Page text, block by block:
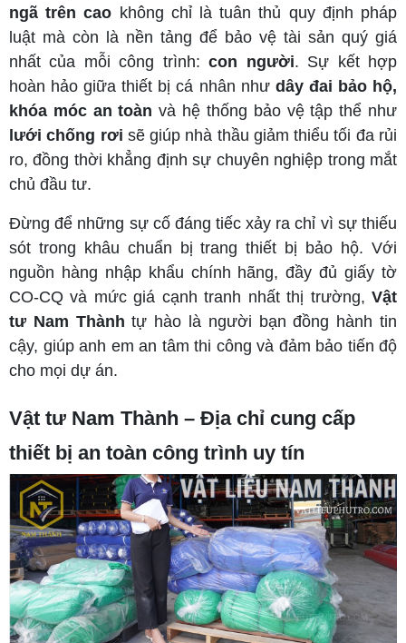
ngã trên cao không chỉ là tuân thủ quy định pháp
luật mà còn là nền tảng để bảo vệ tài sản quý giá
nhất của mỗi công trình:con người. Sự kết hợp
hoàn hảo giữa thiết bị cá nhân như dây đai bảo hộ,
khóa móc an toàn và hệ thống bảo vệ tập thể như
lưới chống rơi sẽ giúp nhà thầu giảm thiểu tối đa rủi
ro, đồng thời khẳng định sự chuyên nghiệp trong mắt
chủ đầu tư.
Đừng để những sự cố đáng tiếc xảy ra chỉ vì sự thiếu
sót trong khâu chuẩn bị trang thiết bị bảo hộ. Với
nguồn hàng nhập khẩu chính hãng, đầy đủ giấy tờ
CO-CQ và mức giá cạnh tranh nhất thị trường, Vật
tư Nam Thành tự hào là người bạn đồng hành tin
cậy, giúp anh em an tâm thi công và đảm bảo tiến độ
cho mọi dự án.
Vật tư Nam Thành – Địa chỉ cung cấp
thiết bị an toàn công trình uy tín